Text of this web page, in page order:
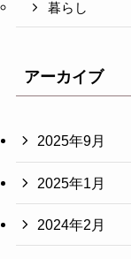
暮らし
アーカイブ
2025年9月
2025年1月
2024年2月